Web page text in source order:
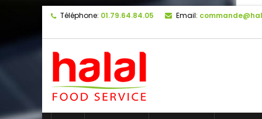
Téléphone: 01.79.64.84.05 Email: